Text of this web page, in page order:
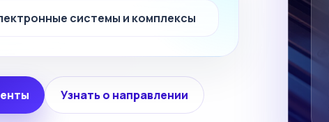
системы и комплексы
Узнать о направлении